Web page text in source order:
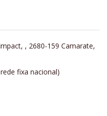
, 2680-159 Camarate,
fixa nacional)